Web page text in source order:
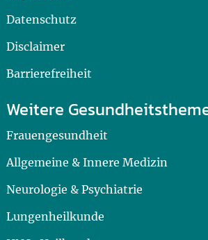
Datenschutz
Disclaimer
Barrierefreiheit
Weitere
Frauengesundheit
Allgemeine & Innere Medizin
Neurologie & Psychiatrie
Lungenheilkunde